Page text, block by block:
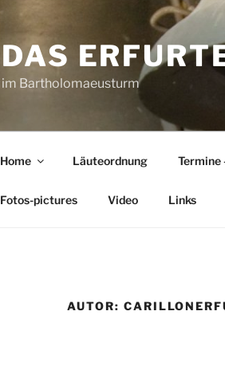
DAS
im Bartholomaeusturm
Home Läuteordnung Termine
Fotos-pictures Video Links
AUTOR: